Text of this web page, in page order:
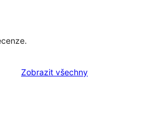
Zobrazit všechnyrecenze